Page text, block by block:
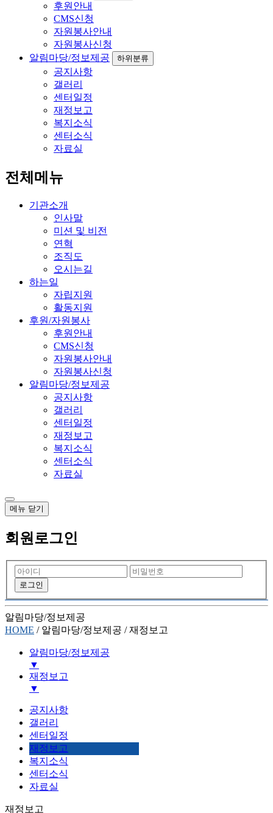
후원안내
CMS신청
자원봉사안내
자원봉사신청
알림마당/정보제공
하위분류
공지사항
갤러리
센터일정
재정보고
복지소식
센터소식
자료실
전체메뉴
기관소개
인사말
미션 및 비전
연혁
조직도
오시는길
하는일
자립지원
활동지원
후원/자원봉사
후원안내
CMS신청
자원봉사안내
자원봉사신청
알림마당/정보제공
공지사항
갤러리
센터일정
재정보고
복지소식
센터소식
자료실
메뉴 닫기
회원로그인
알림마당/정보제공
HOME / 알림마당/정보제공 /재정보고
알림마당/정보제공
▼
기관소개
알림마당/정보제공
재정보고
▼
갤러리
센터일정
재정보고
복지소식
센터소식
자료실
공지사항
갤러리
센터일정
재정보고
복지소식
센터소식
자료실
재정보고